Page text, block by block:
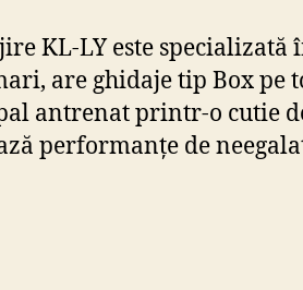
KL-LY este specializată
are ghidaje tip Box pe
antrenat printr-o cutie
performanțe de